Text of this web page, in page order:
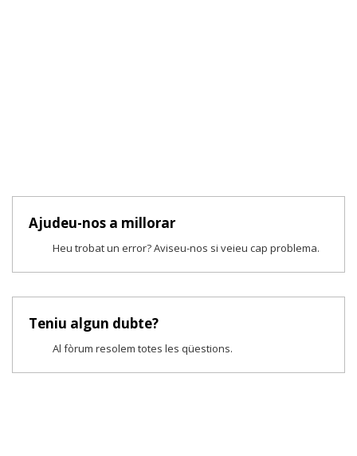
Ajudeu-nos a millorar
Heu trobat un error? Aviseu-nos si veieu cap problema.
Teniu algun dubte?
Al fòrum resolem totes les qüestions.